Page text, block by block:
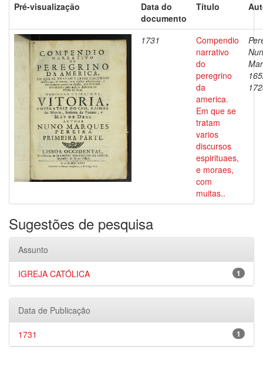
Pré-visualização
Data do
documento
Título
1731
Compendio
narrativo
do
peregrino
da
america.
Em que se
tratam
varios
discursos
espirituaes,
e moraes,
com
muitas..
Sugestões de pesquisa
Assunto
1
IGREJA CATÓLICA
Data de Publicação
1
1731